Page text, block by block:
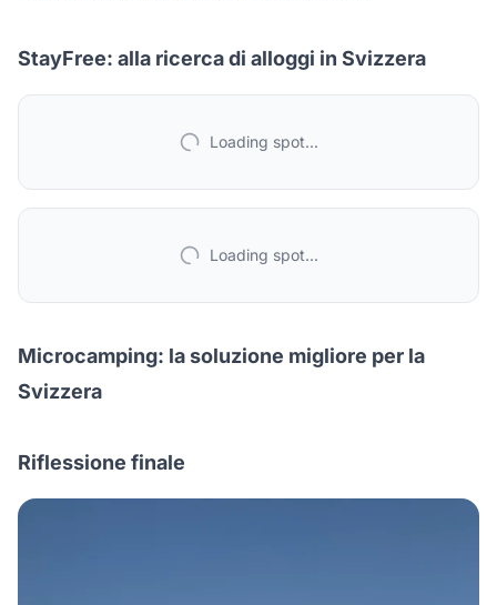
StayFree: alla ricerca di alloggi in Svizzera
Loading spot...
Loading spot...
Microcamping: la soluzione migliore per la
Svizzera
Riflessione finale